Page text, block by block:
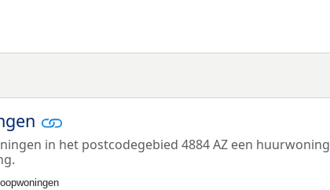
in het postcodegebied 4884 AZ een huurwoning